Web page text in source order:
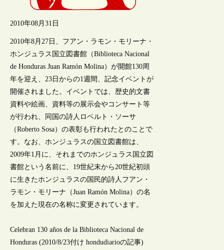
2010年08月31日
2010年8月27日、フアン・ラモン・モリーナ・
ホンジュラス国立図書館（Biblioteca Nacional
de Honduras Juan Ramón Molina）が開館130周
年を迎え、23日からの1週間、記念イベントが
開催されました。イベントでは、歴史的文書
資料や絵画、資料等の展示会やコンサート等
が行われ、同国の詩人ロベルト・ソーサ
（Roberto Sosa）の表彰も行われたとのことで
す。なお、ホンジュラスの国立図書館は、
2009年1月に、それまでのホンジュラス国立図
書館という名前に、19世紀末から20世紀初頭
に生きたホンジュラスの国民的詩人フアン・
ラモン・モリーナ（Juan Ramón Molina）の名
を加えた現在の名称に変更されています。
Celebran 130 años de la Biblioteca Nacional de
Honduras (2010/8/23付け hondudiarioの記事)